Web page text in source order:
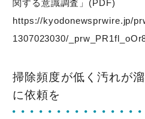
関する意識調査」(PDF)
https://kyodonewsprwire.jp/
1307023030/
掃除頻度が低く汚れが
に依頼を